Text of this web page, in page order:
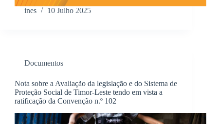
ines 10 Julho 2025
Documentos
Nota sobre a Avaliação da legislação e do Sistema de
Proteção Social de Timor-Leste tendo em vista a
ratificação da Convenção n.º 102